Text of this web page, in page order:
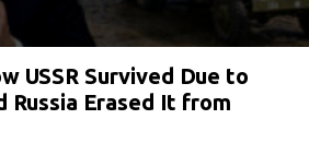
USSR Survived Due to
Russia Erased It from